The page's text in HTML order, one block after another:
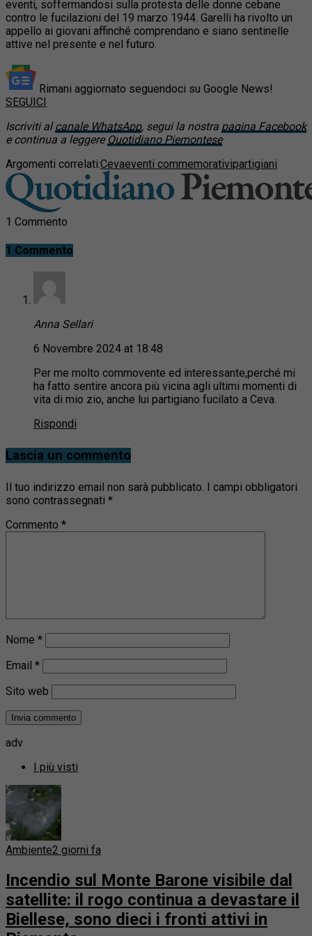
eventi, soffermandosi sulla protesta delle donne cebane
contro le fucilazioni del 19 marzo 1944. Garelli ha rivolto un
appello ai giovani affinché comprendano e siano sentinelle
attive nel presente e nel futuro.
Rimani aggiornato seguendoci su Google News!
SEGUICI
Iscriviti alcanale WhatsApp, segui la nostra pagina Facebook
e continua a leggere Quotidiano Piemontese
Argomenti correlati:Cevaeventi commemorativipartigiani
1 Commento
1 Commento
Anna Sellari
6 Novembre 2024 at 18:48
Per me molto commovente ed interessante,perché mi
ha fatto sentire ancora più vicina agli ultimi momenti di
vita di mio zio, anche lui partigiano fucilato a Ceva.
Rispondi
Lascia un commento
Il tuo indirizzo email non sarà pubblicato. I campi obbligatori
sono contrassegnati *
Commento *
Nome *
Email *
Sito web
adv
I più visti
Ambiente2 giorni fa
Incendio sul Monte Barone visibile dal
satellite: il rogo continua a devastare il
Biellese, sono dieci i fronti attivi in